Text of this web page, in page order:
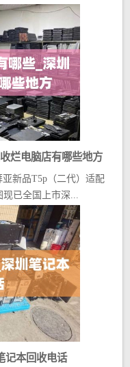
烂电脑店有哪些地方
品T5p（二代）适配
现已全国上市深...
记本回收电话